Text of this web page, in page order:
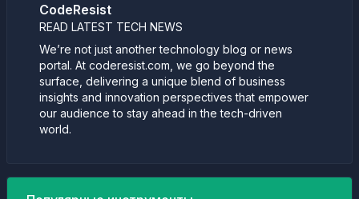
CodeResist
READ LATEST TECH NEWS
We’re not just another technology blog or news
portal. At coderesist.com, we go beyond the
surface, delivering a unique blend of business
insights and innovation perspectives that empower
our audience to stay ahead in the tech-driven
world.